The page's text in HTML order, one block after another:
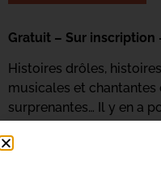
Gratuit – Sur inscription
Histoires drôles,
musicales et chantantes
surprenantes… Il y en a